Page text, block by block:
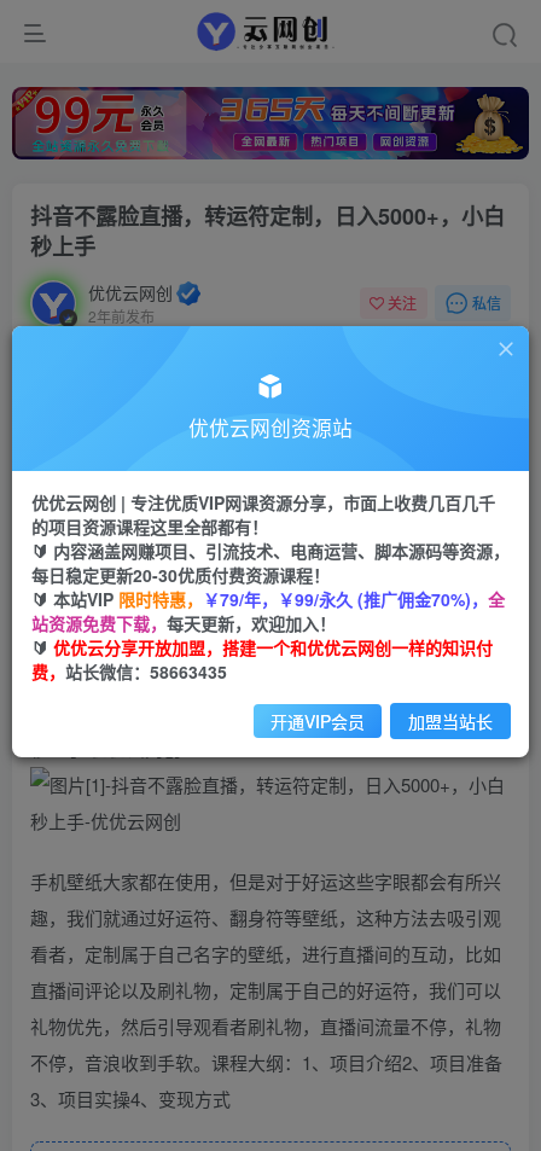
抖音不露脸直播，转运符定制，日入5000+，小白
秒上手
优优云网创
2年前发布
关注 私信
抖音不露脸直播，转运符定制，日入5000+，小白秒上手
云币9.9 云币99
会员免费
立即购买
您当前未登录！建议登陆后购买，可保存购买订单
手机壁纸大家都在使用，但是对于好运这些字眼都会有所兴
趣，我们就通过好运符、翻身符等壁纸，这种方法去吸引观
看者，定制属于自己名字的壁纸，进行直播间的互动，比如
直播间评论以及刷礼物，定制属于自己的好运符，我们可以
礼物优先，然后引导观看者刷礼物，直播间流量不停，礼物
不停，音浪收到手软。课程大纲：1、项目介绍2、项目准备
3、项目实操4、变现方式
优优云网创资源站
优优云网创 | 专注优质VIP网课资源分享，市面上收费几百几千
的项目资源课程这里全部都有！
🔰 内容涵盖网赚项目、引流技术、电商运营、脚本源码等资源，
每日稳定更新20-30优质付费资源课程！
🔰 本站VIP 限时特惠， ￥79/年，￥99/永久 (推广佣金70%)， 全
站资源免费下载， 每天更新，欢迎加入！
🔰 优优云分享开放加盟，搭建一个和优优云网创一样的知识付
费， 站长微信：58663435
开通VIP会员 加盟当站长